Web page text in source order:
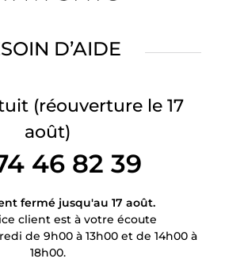
D’AIDE
(réouverture le 17
août)
46 82 39
fermé jusqu'au 17 août.
client est à votre écoute
de 9h00 à 13h00 et de 14h00 à
18h00.